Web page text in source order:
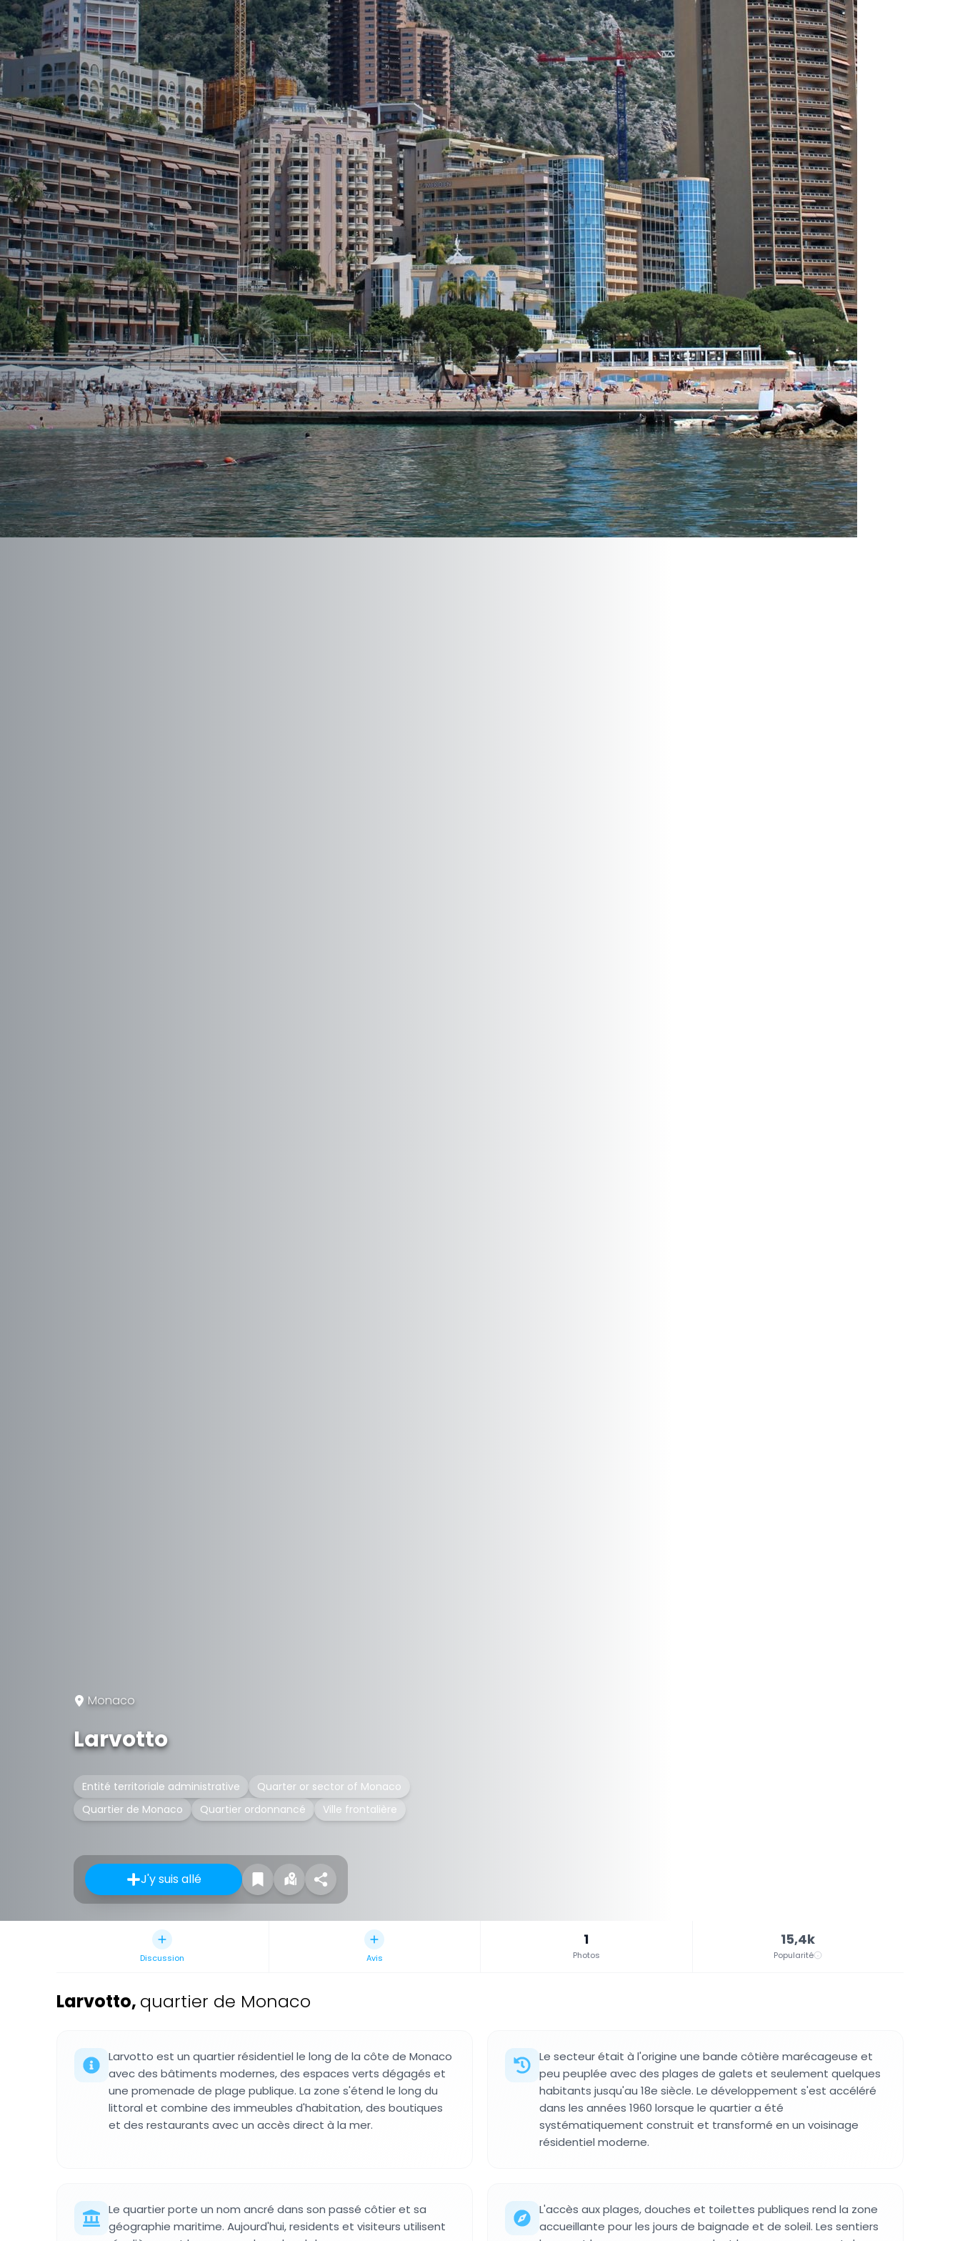
Monaco
Larvotto
Entité territoriale administrative
Quarter or sector of Monaco
Quartier de Monaco
Quartier ordonnancé Ville frontalière
J'y suis allé
Discussion Avis
1
Photos
15,4k
Popularité
Larvotto, quartier de Monaco
Larvotto est un quartier résidentiel le long de la côte de Monaco
avec des bâtiments modernes, des espaces verts dégagés et
une promenade de plage publique. La zone s'étend le long du
littoral et combine des immeubles d'habitation, des boutiques
et des restaurants avec un accès direct à la mer.
Le secteur était à l'origine une bande côtière marécageuse et
peu peuplée avec des plages de galets et seulement quelques
habitants jusqu'au 18e siècle. Le développement s'est accéléré
dans les années 1960 lorsque le quartier a été
systématiquement construit et transformé en un voisinage
résidentiel moderne.
Le quartier porte un nom ancré dans son passé côtier et sa
géographie maritime. Aujourd'hui, residents et visiteurs utilisent
L'accès aux plages, douches et toilettes publiques rend la zone
accueillante pour les jours de baignade et de soleil. Les sentiers